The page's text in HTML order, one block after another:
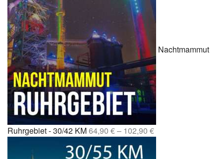
Nachtmammut
Ruhrgebiet - 30/42 KM64,90 €– 102,90 €